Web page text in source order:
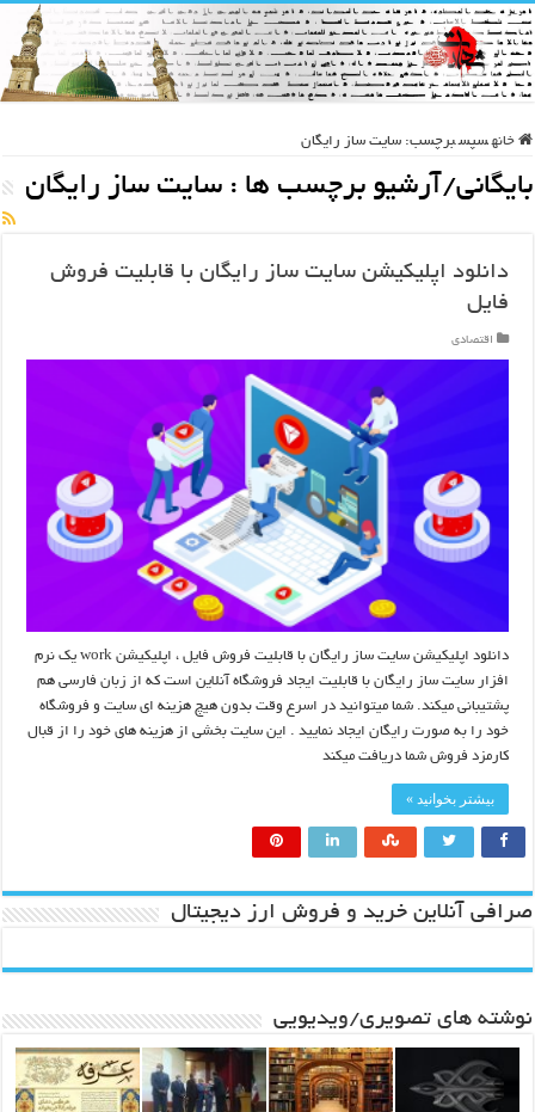
خانه سپس برچسب: سایت ساز رایگان
بایگانی/آرشیو برچسب ها : سایت ساز رایگان
دانلود اپلیکیشن سایت ساز رایگان با قابلیت فروش
فایل
اقتصادی
دانلود اپلیکیشن سایت ساز رایگان با قابلیت فروش فایل ، اپلیکیشن work یک نرم
افزار سایت ساز رایگان با قابلیت ایجاد فروشگاه آنلاین است که از زبان فارسی هم
پشتیبانی میکند. شما میتوانید در اسرع وقت بدون هیچ هزینه ای سایت و فروشگاه
خود را به صورت رایگان ایجاد نمایید . این سایت بخشی از هزینه های خود را از قبال
کارمزد فروش شما دریافت میکند
بیشتر بخوانید »
صرافی آنلاین خرید و فروش ارز دیجیتال
نوشته های تصویری/ویدیویی